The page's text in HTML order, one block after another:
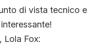
di vista tecnico e
Lola Fox: